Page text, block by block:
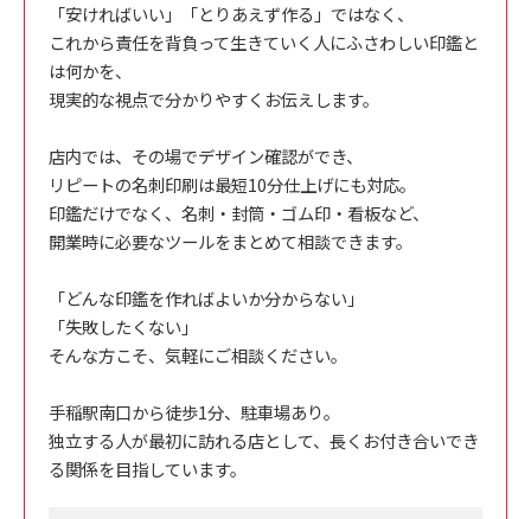
「安ければいい」「とりあえず作る」ではなく、
これから責任を背負って生きていく人にふさわしい印鑑と
は何かを、
現実的な視点で分かりやすくお伝えします。
店内では、その場でデザイン確認ができ、
リピートの名刺印刷は最短10分仕上げにも対応。
印鑑だけでなく、名刺・封筒・ゴム印・看板など、
開業時に必要なツールをまとめて相談できます。
「どんな印鑑を作ればよいか分からない」
「失敗したくない」
そんな方こそ、気軽にご相談ください。
手稲駅南口から徒歩1分、駐車場あり。
独立する人が最初に訪れる店として、長くお付き合いでき
る関係を目指しています。